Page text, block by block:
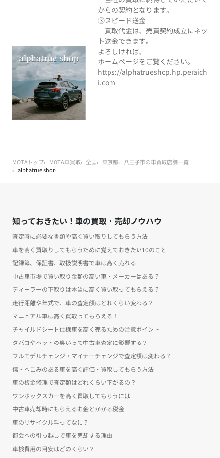
からの契約となります。
③スピード送金
買取代金は、売買契約成立にネッ
ト送金できます。
よろしければ、
ホームページをご覧ください。
https://alphatrueshop.hp.peraich
i.com
MOTAトップ MOTA車買取 全国 東京都
八王子市の車買取店舗一覧
alphatrue shop
知っておきたい！車の買取・売却ノウハウ
査定時に必要な書類や高く買い取りしてもらう方法
車を高く買取りしてもらうために覚えておきたい10のこと
記録簿、保証書、取扱説明書で車は高く売れる
中古車市場で買い取り金額の高い車・メーカーはある？
ディーラーの下取りは本当に高く買い取ってもらえる？
走行距離や年式で、車の査定額はどれくらい変わる？
マニュアル車は高く買取ってもらえる！
チャイルドシート仕様車を高く売るための注意ポイント
タバコやペットの臭いって中古車査定に影響する？
フルモデルチェンジ・マイナーチェンジで査定額は変わる？
傷・へこみのある車を高く評価・買取してもらう方法
車の板金修理で査定額はどれくらい下がるの？
ワンボックスカーを高く買取してもらうには
中古車売却時にもらえるお金とかかる税金
車のリサイクル料ってなに？
都会への引っ越しで車を売却する理由
車検費用の目安はどのくらい？